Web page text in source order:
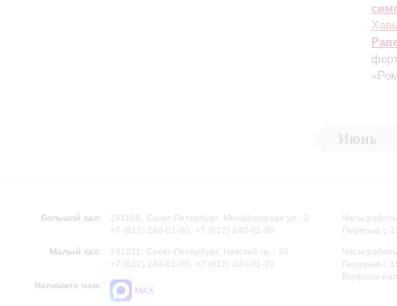
Июнь
Большой зал:
191186, Санкт-Петербург, Михайловская ул., 2
+7 (812) 240-01-00, +7 (812) 240-01-80
Малый зал:
191011, Санкт-Петербург, Невский пр., 30
+7 (812) 240-01-00, +7 (812) 240-01-70
Напишите нам:
MAX
Часы
Перерыв с
Часы
Перерыв с
Вопросы